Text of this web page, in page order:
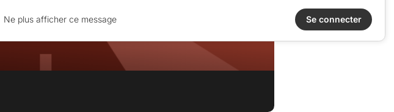
Ne plus afficher ce message Se connecter